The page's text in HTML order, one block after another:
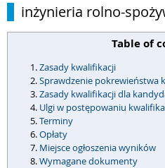
inżynieria rolno-
Table of
Zasady kwalifikacji
Sprawdzenie pokrewieństwa
Zasady kwalifikacji dla
Ulgi w postępowaniu
Terminy
Opłaty
Miejsce ogłoszenia wyników
Wymagane dokumenty